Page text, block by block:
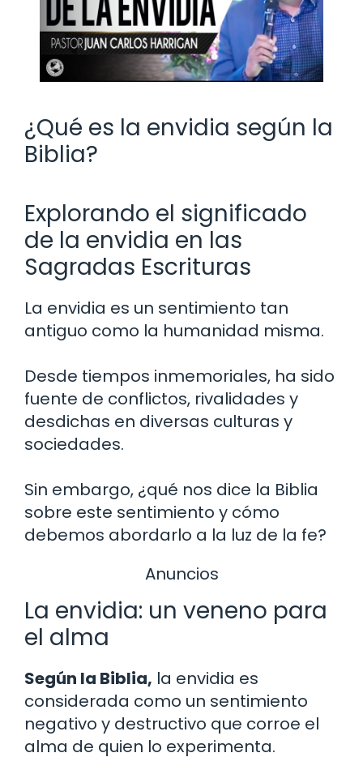
¿Qué es la envidia según la
Biblia?
Explorando el significado
de la envidia en las
Sagradas Escrituras
La envidia es un sentimiento tan
antiguo como la humanidad misma.
Desde tiempos inmemoriales, ha sido
fuente de conflictos, rivalidades y
desdichas en diversas culturas y
sociedades.
Sin embargo, ¿qué nos dice la Biblia
sobre este sentimiento y cómo
debemos abordarlo a la luz de la fe?
Anuncios
La envidia: un veneno para
el alma
Según la Biblia, la envidia es
considerada como un sentimiento
negativo y destructivo que corroe el
alma de quien lo experimenta.